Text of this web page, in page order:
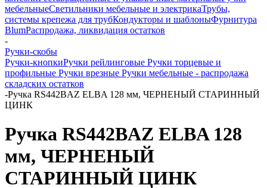
мебельныеСветильники мебельные и электрикаТрубы,
системы крепежа для трубКондукторы и шаблоныФурнитура
BlumРаспродажа, ликвидация остатков
-
Ручки-скобы
Ручки-кнопкиРучки рейлинговые Ручки торцевые и
профильные Ручки врезные Ручки мебельные - распродажа
складских остатков
-Ручка RS442BAZ ELBA 128 мм, ЧЕРНЕНЫЙ СТАРИННЫЙ
ЦИНК
Ручка RS442BAZ ELBA 128
мм, ЧЕРНЕНЫЙ
СТАРИННЫЙ ЦИНК